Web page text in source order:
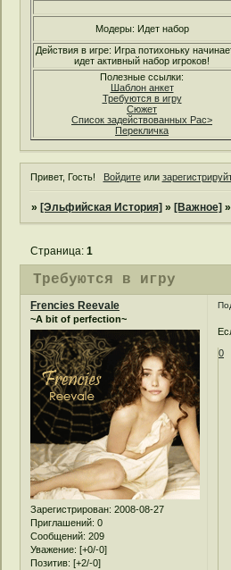
Модеры: Идет набор
Действия в игре: Игра потихоньку
идет активный набор игроков!
Полезные ссылки:
Шаблон анкет
Требуются в игру
Сюжет
Список задействованных Рас>
Перекличка
Привет, Гость! Войдитеили
»[Эльфийская История] »[Важное]
Требуются в игру
Страница:1
Frencies Reevale
~A bit of perfection~
Зарегистрирован: 2008-08-27
Приглашений: 0
Сообщений: 209
Уважение: [+0/-0]
Позитив: [+2/-0]
0